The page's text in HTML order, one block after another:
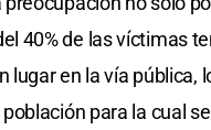
40% de las víctimas
lugar en la vía pública,
para la cual